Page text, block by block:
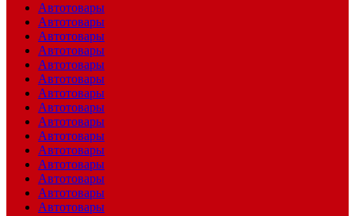
Автотовары
Автотовары
Автотовары
Автотовары
Автотовары
Автотовары
Автотовары
Автотовары
Автотовары
Автотовары
Автотовары
Автотовары
Автотовары
Автотовары
Автотовары